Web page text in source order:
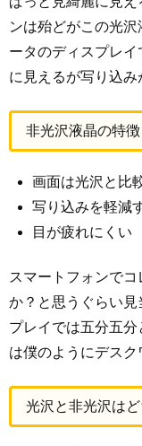
ンは殆どがこの光
ータのディスプレ
に見えるが写り込み
非光沢液晶の特徴
画面は光沢と比
写り込みを軽減
目が疲れにくい
スマートフォンで
か？と思うぐらい
プレイでは五分五
は僕のようにデスク
光沢と非光沢は